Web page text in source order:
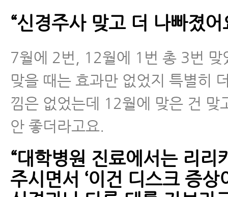
“신경주사 맞고 더 나빠졌어
7월에 2번, 12월에 1번 총 3번 맞
맞을 때는 효과만 없었지 특별히
낌은 없었는데 12월에 맞은 건 맞
안 좋더라고요.
“대학병원 진료에서는 리리
주시면서 ‘이건 디스크 증상